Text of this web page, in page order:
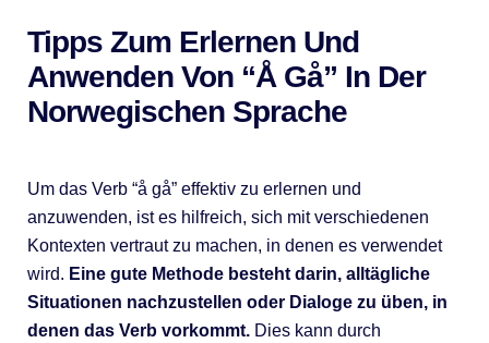
Tipps Zum Erlernen Und
Anwenden Von “Å Gå” In Der
Norwegischen Sprache
Um das Verb “å gå” effektiv zu erlernen und
anzuwenden, ist es hilfreich, sich mit verschiedenen
Kontexten vertraut zu machen, in denen es verwendet
wird. Eine gute Methode besteht darin, alltägliche
Situationen nachzustellen oder Dialoge zu üben, in
denen das Verb vorkommt.Dies kann durch